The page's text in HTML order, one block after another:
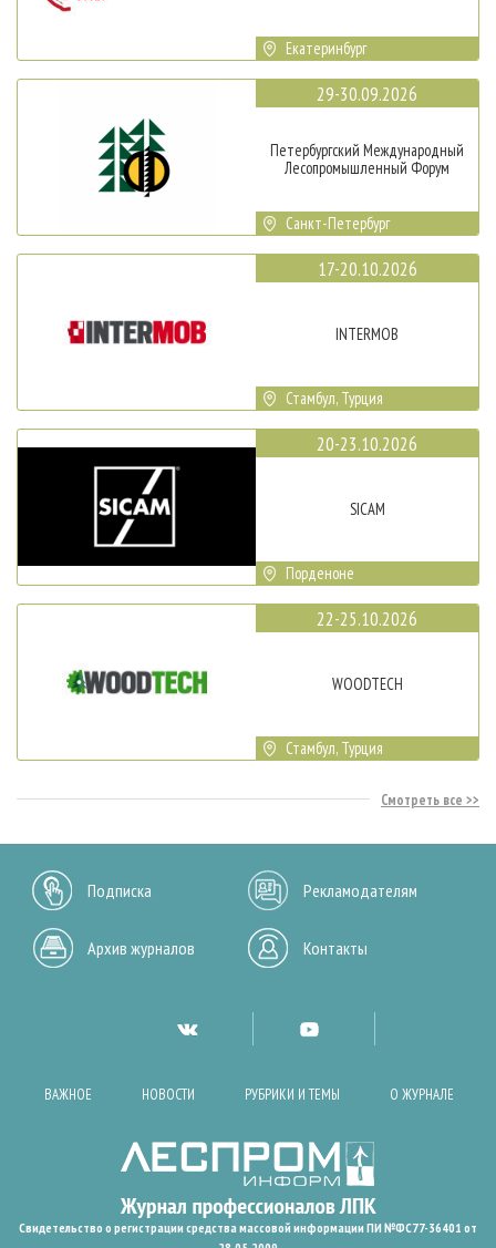
Екатеринбург
29-30.09.2026
Петербургский Международный
Лесопромышленный Форум
Санкт-Петербург
17-20.10.2026
INTERMOB
Стамбул, Турция
20-23.10.2026
SICAM
Порденоне
22-25.10.2026
WOODTECH
Стамбул, Турция
Смотреть все
Подписка Рекламодателям
Архив журналов Контакты
ВАЖНОЕ НОВОСТИ РУБРИКИ И ТЕМЫ О ЖУРНАЛЕ
Свидетельство о регистрации средства массовой информации ПИ №ФС77-36401 от